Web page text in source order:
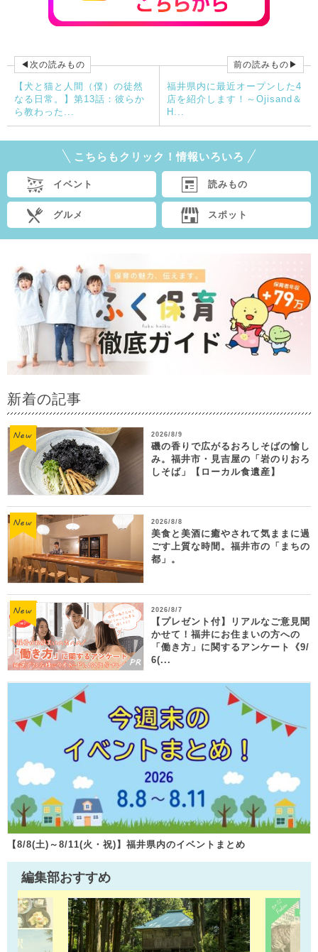
◀次の読みもの
【犬と猫と人間（僕）の徒然
なる日常。】第13話：彼らか
ら教わった...
前の読みもの▶
福井県内に最近オープンした4
店を紹介します！～Ojisand＆
H...
こちらもクリック！情報いろいろ
イベント 読みもの
グルメ スポット
新着の記事
2026/8/9
磯の香りで広がるおろしそばの愉し
み。福井市・見吉屋の「岩のりおろ
しそば」【ローカル食遺産】
2026/8/8
美食と美酒に癒やされて気ままに過
ごす上質な時間。福井市の「まちの
都」。
2026/8/7
【プレゼント付】リアルなご意見聞
かせて！福井にお住まいの方への
「働き方」に関するアンケート《9/
6(...
【8/8(土)～8/11(火・祝)】福井県内のイベントまとめ
編集部おすすめ